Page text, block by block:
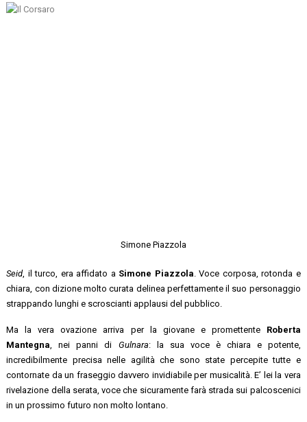
Simone Piazzola
Seid, il turco, era affidato a Simone Piazzola . Voce corposa, rotonda e
chiara, con dizione molto curata delinea perfettamente il suo personaggio
strappando lunghi e scroscianti applausi del pubblico.
Ma la vera ovazione arriva per la giovane e promettente Roberta
Mantegna , nei panni di Gulnara: la sua voce è chiara e potente,
incredibilmente precisa nelle agilità che sono state percepite tutte e
contornate da un fraseggio davvero invidiabile per musicalità. E’ lei la vera
rivelazione della serata, voce che sicuramente farà strada sui palcoscenici
in un prossimo futuro non molto lontano.